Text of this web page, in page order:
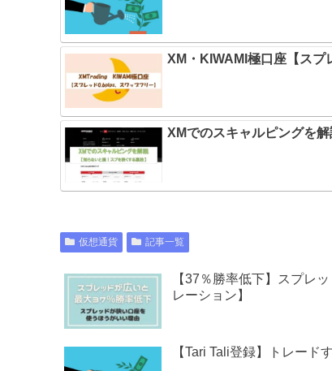
XM・KIWAMI極口座【スプ
XMでのスキャルピングを
仮想通貨 記事一覧
【37％勝率低下】スプレ
レーション】
【Tari Tali登録】トレード